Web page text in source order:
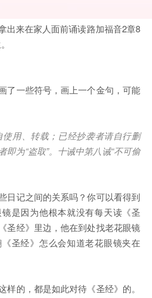
出来在家人面前诵读路加福音2章8
了一些符号，画上一个金句，可能
用、转载；已经抄袭者请自行删
即为“盗取”。十诫中第八诫“不可偷
日记之间的关系吗？你可以看得到
是因为他根本就没有每天读《圣
圣经》里边，他在到处找老花眼镜
圣经》怎么会知道老花眼镜夹在
样的，都是如此对待《圣经》的。